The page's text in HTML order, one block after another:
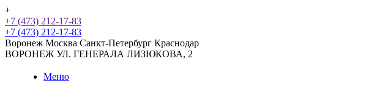
+
+7 (473) 212-17-83
+7 (473) 212-17-83
Воронеж Москва Санкт-Петербург Краснодар
ВОРОНЕЖ УЛ. ГЕНЕРАЛА ЛИЗЮКОВА, 2
Меню